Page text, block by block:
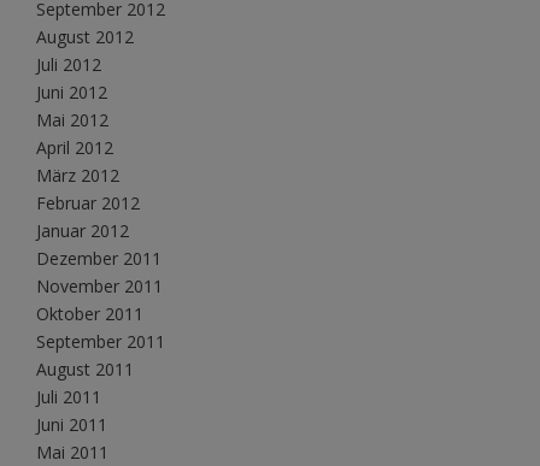
September 2012
August 2012
Juli 2012
Juni 2012
Mai 2012
April 2012
März 2012
Februar 2012
Januar 2012
Dezember 2011
November 2011
Oktober 2011
September 2011
August 2011
Juli 2011
Juni 2011
Mai 2011